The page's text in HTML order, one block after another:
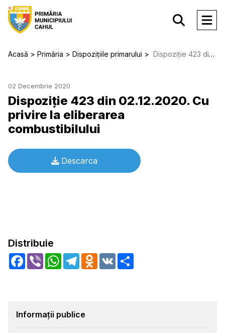
Acasă Primăria Dispozițiile primarului Dispoziție 423 din 02.12.2020. Cu privire la eliberarea combustibilului
02 Decembrie 2020
Dispoziție 423 din 02.12.2020. Cu
privire la eliberarea
combustibilului
Descarca
Distribuie
Facebook
Viber WhatsApp
TelegramOdnoklassniki
VK
Informații publice